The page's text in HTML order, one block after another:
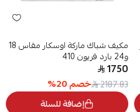
مكيف شباك ماركة اوسكار مقاس 18
و24 بارد فريون 410
1750
2187.83 خصم20
%
إضافة للسلة